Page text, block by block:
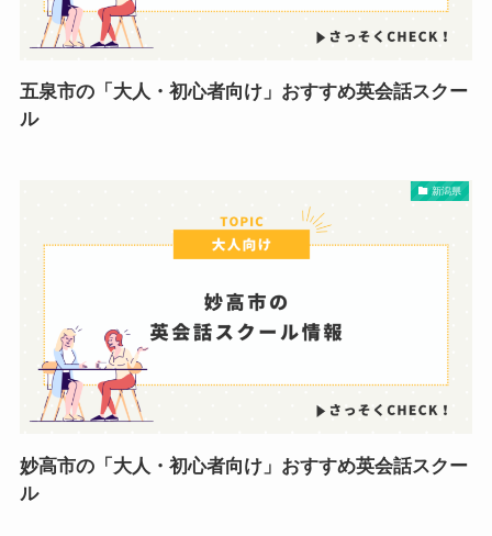
五泉市の「大人・初心者向け」おすすめ英会話スクー
ル
新潟県
妙高市の「大人・初心者向け」おすすめ英会話スクー
ル